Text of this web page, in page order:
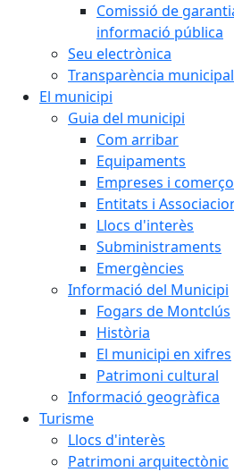
Comissió de
informació pública
Seu electrònica
Transparència municipal
El municipi
Guia del municipi
Com arribar
Equipaments
Empreses i
Entitats i
Llocs d'interès
Subministraments
Emergències
Informació del Municipi
Fogars de Montclús
Història
El municipi en xifres
Patrimoni cultural
Informació geogràfica
Turisme
Llocs d'interès
Patrimoni arquitectònic